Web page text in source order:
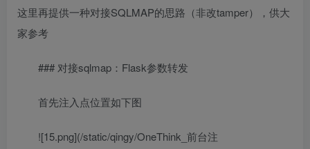
这里再提供一种对接SQLMAP的思路（非改tamper），供大
家参考
### 对接sqlmap：Flask参数转发
首先注入点位置如下图
![15.png](/static/qingy/OneThink_前台注